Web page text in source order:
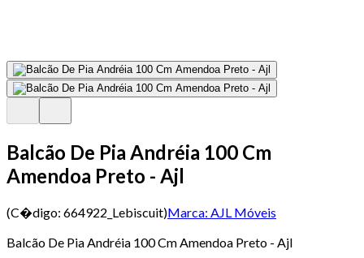
Balcão De Pia Andréia 100 Cm
Amendoa Preto - Ajl
(C�digo: 664922_Lebiscuit)Marca: AJL Móveis
Balcão De Pia Andréia 100 Cm Amendoa Preto - Ajl